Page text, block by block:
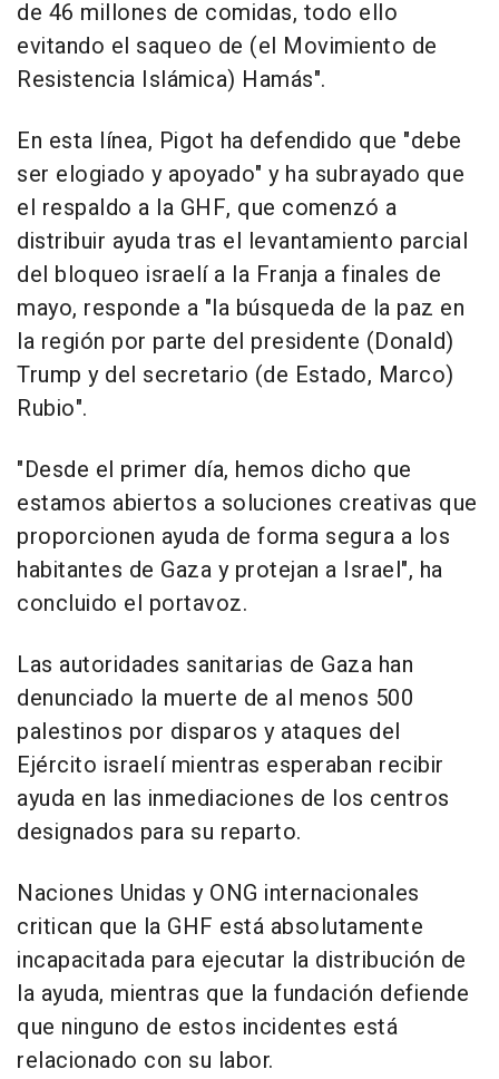
de 46 millones de comidas, todo ello
evitando el saqueo de (el Movimiento de
Resistencia Islámica) Hamás".
En esta línea, Pigot ha defendido que "debe
ser elogiado y apoyado" y ha subrayado que
el respaldo a la GHF, que comenzó a
distribuir ayuda tras el levantamiento parcial
del bloqueo israelí a la Franja a finales de
mayo, responde a "la búsqueda de la paz en
la región por parte del presidente (Donald)
Trump y del secretario (de Estado, Marco)
Rubio".
"Desde el primer día, hemos dicho que
estamos abiertos a soluciones creativas que
proporcionen ayuda de forma segura a los
habitantes de Gaza y protejan a Israel", ha
concluido el portavoz.
Las autoridades sanitarias de Gaza han
denunciado la muerte de al menos 500
palestinos por disparos y ataques del
Ejército israelí mientras esperaban recibir
ayuda en las inmediaciones de los centros
designados para su reparto.
Naciones Unidas y ONG internacionales
critican que la GHF está absolutamente
incapacitada para ejecutar la distribución de
la ayuda, mientras que la fundación defiende
que ninguno de estos incidentes está
relacionado con su labor.